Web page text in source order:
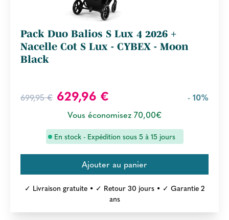
Pack Duo Balios S Lux 4 2026 +
Nacelle Cot S Lux - CYBEX - Moon
Black
699,95 € 629,96 €
- 10%
Vous économisez 70,00€
En stock - Expédition sous 5 à 15 jours
✓ Livraison gratuite • ✓ Retour 30 jours • ✓ Garantie 2
ans